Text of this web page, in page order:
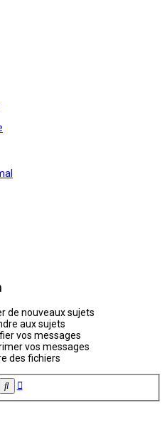
de nouveaux sujets
aux sujets
vos messages
vos messages
des fichiers
Rechercher
Recherche